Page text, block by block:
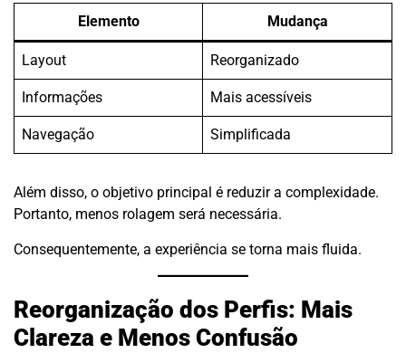
Elemento Mudança
Layout Reorganizado
Informações Mais acessíveis
Navegação Simplificada
Além disso, o objetivo principal é reduzir a complexidade.
Portanto, menos rolagem será necessária.
Consequentemente, a experiência se torna mais fluida.
Reorganização dos Perfis: Mais
Clareza e Menos Confusão